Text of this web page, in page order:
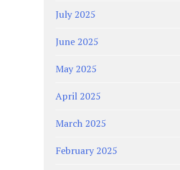
July 2025
June 2025
May 2025
April 2025
March 2025
February 2025